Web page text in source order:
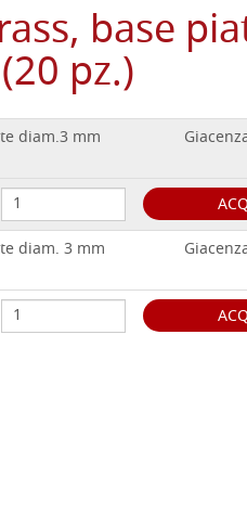
base
pz.)
diam.3 mm
diam. 3 mm